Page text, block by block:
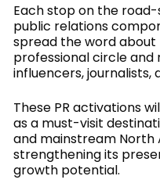
Each stop on the
public relations
spread the word
professional circle and
influencers, journalists,
These PR activations
as a must-visit
and mainstream North
strengthening its
growth potential.